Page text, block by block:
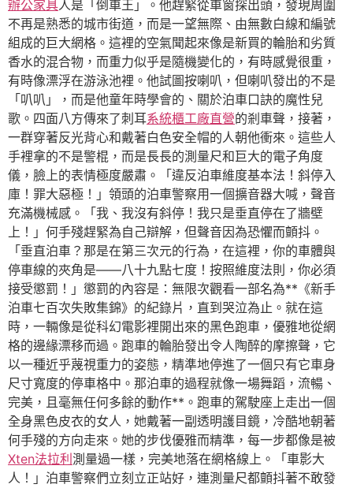
辦公家具人是「倒車王」。他趕緊從車窗探出頭，發現周圍
不再是熟悉的城市街道，而是一望無際、由無數白線和編號
組成的巨大網格。這裡的空氣聞起來像是新買的輪胎和劣質
香水的混合物，而重力似乎是隨機變化的，有時感覺很重，
有時像漂浮在游泳池裡。他試圖按喇叭，但喇叭發出的不是
「叭叭」，而是他童年時學會的、關於泊車口訣的魔性兒
歌。四面八方傳來了刺耳系統櫃工廠直營的剎車聲，接著，
一群穿著反光背心和戴著白色安全帽的人朝他衝來。這些人
手裡拿的不是警棍，而是長長的測量尺和巨大的電子角度
儀，臉上的表情極度嚴肅。「違反泊車維度基本法！斜停入
庫！罪大惡極！」領頭的泊車警察用一個擴音器大喊，聲音
充滿機械感。「我、我沒有斜停！我只是垂直停在了牆壁
上！」何手殘趕緊為自己辯解，但聲音因為恐懼而顫抖。
「垂直泊車？那是在第三次元的行為，在這裡，你的車體與
停車線的夾角是——八十九點七度！按照維度法則，你必須
接受懲罰！」懲罰的內容是：無限次觀看一部名為**《新手
泊車七百次失敗集錦》的紀錄片，直到哭泣為止。就在這
時，一輛像是從科幻電影裡開出來的黑色跑車，優雅地從網
格的邊緣漂移而過。跑車的輪胎發出令人陶醉的摩擦聲，它
以一種近乎蔑視重力的姿態，精準地停進了一個只有它車身
尺寸寬度的停車格中。那泊車的過程就像一場舞蹈，流暢、
完美，且毫無任何多餘的動作**。跑車的駕駛座上走出一個
全身黑色皮衣的女人，她戴著一副透明護目鏡，冷酷地朝著
何手殘的方向走來。她的步伐優雅而精準，每一步都像是被
Xten法拉利 測量過一樣，完美地落在網格線上。「車影大
人！」泊車警察們立刻立正站好，連測量尺都顫抖著不敢發